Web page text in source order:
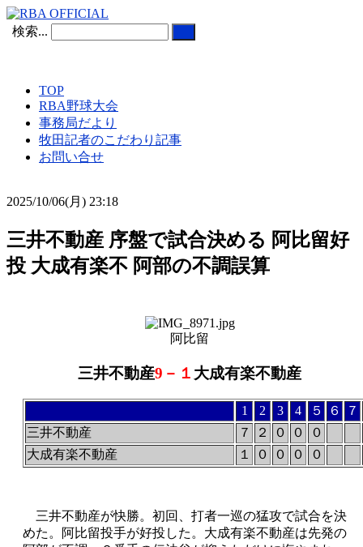
検索...
TOP
RBA野球大会
事務局だより
牧田記者のこだわり記事
お問い合せ
2025/10/06(月) 23:18
三井不動産 序盤で試合決める 阿比留好
投 大成有楽不 阿部の不調誤算
阿比留
三井不動産9－１ 大成有楽不動産
1 2 3 4 ５ ６
７
三井不動産
７ ２ ０ ０
０
大成有楽不動産
１ ０ ０ ０ ０
三井不動産が快勝。初回、打者一巡の猛攻で試合を決
めた。阿比留投手が好投した。大成有楽不動産は先発の